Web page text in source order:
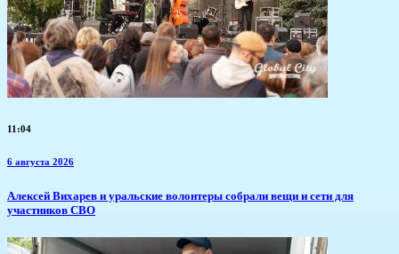
11:04
6 августа 2026
Алексей Вихарев и уральские волонтеры собрали вещи и сети для
участников СВО